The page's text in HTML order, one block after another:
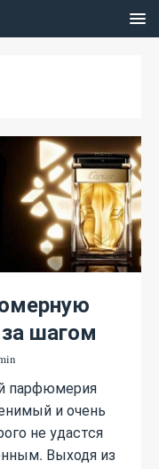
шагом
парфюмерия
и очень
не удастся
Выходя из